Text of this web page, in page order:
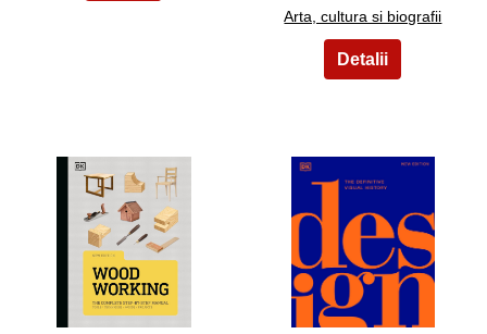
Arta, cultura si biografii
3 4